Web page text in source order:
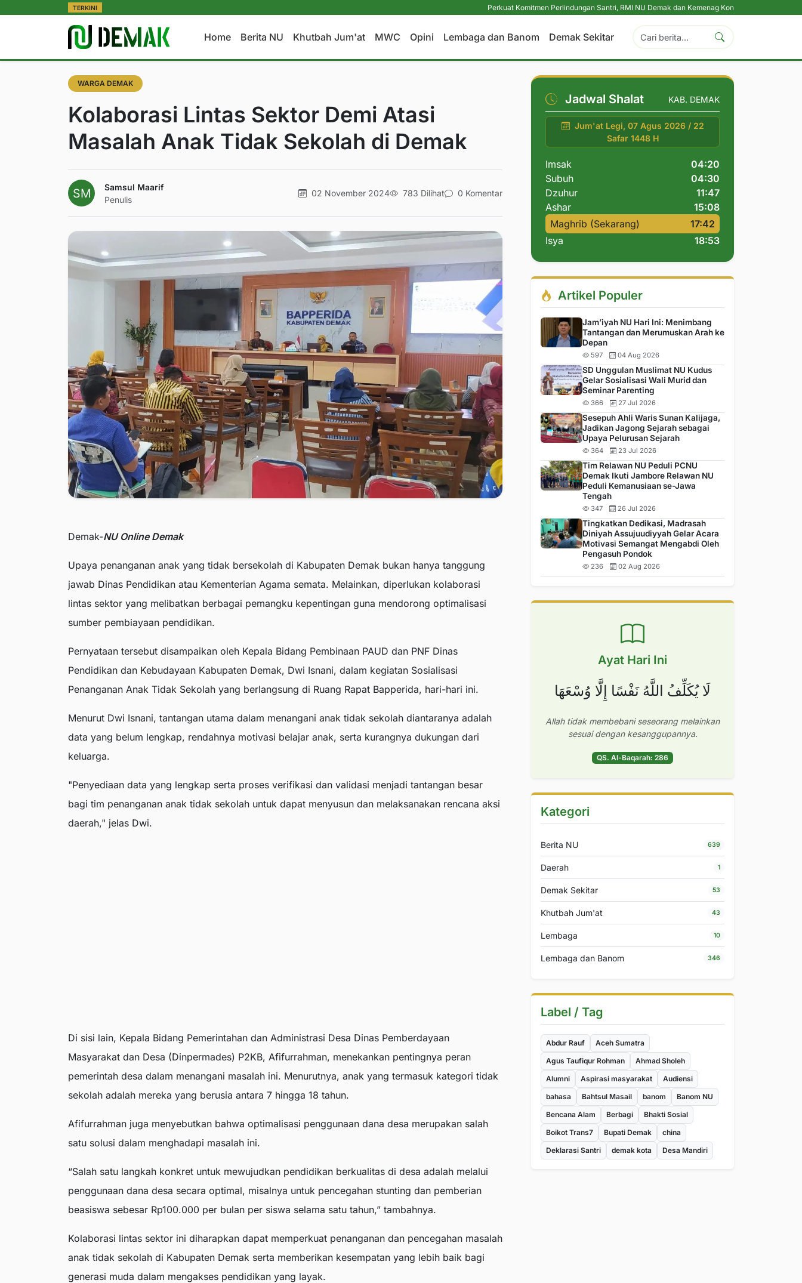
TERKINI Perkuat Komitmen Perlindungan Santri, RMI NU Demak dan Kemenag Konsolidasikan Pengasuh
Home Berita NU Khutbah Jum'at MWC Opini Lembaga dan Banom Demak Sekitar
WARGA DEMAK
Kolaborasi Lintas Sektor Demi Atasi
Masalah Anak Tidak Sekolah di Demak
Samsul Maarif
Penulis
02 November 2024 783 Dilihat 0 Komentar
Demak-NU Online Demak
Upaya penanganan anak yang tidak bersekolah di Kabupaten Demak bukan hanya tanggung
jawab Dinas Pendidikan atau Kementerian Agama semata. Melainkan, diperlukan kolaborasi
lintas sektor yang melibatkan berbagai pemangku kepentingan guna mendorong optimalisasi
sumber pembiayaan pendidikan.
Pernyataan tersebut disampaikan oleh Kepala Bidang Pembinaan PAUD dan PNF Dinas
Pendidikan dan Kebudayaan Kabupaten Demak, Dwi Isnani, dalam kegiatan Sosialisasi
Penanganan Anak Tidak Sekolah yang berlangsung di Ruang Rapat Bapperida, hari-hari ini.
Menurut Dwi Isnani, tantangan utama dalam menangani anak tidak sekolah diantaranya adalah
data yang belum lengkap, rendahnya motivasi belajar anak, serta kurangnya dukungan dari
keluarga.
"Penyediaan data yang lengkap serta proses verifikasi dan validasi menjadi tantangan besar
bagi tim penanganan anak tidak sekolah untuk dapat menyusun dan melaksanakan rencana aksi
daerah," jelas Dwi.
Di sisi lain, Kepala Bidang Pemerintahan dan Administrasi Desa Dinas Pemberdayaan
Masyarakat dan Desa (Dinpermades) P2KB, Afifurrahman, menekankan pentingnya peran
pemerintah desa dalam menangani masalah ini. Menurutnya, anak yang termasuk kategori tidak
sekolah adalah mereka yang berusia antara 7 hingga 18 tahun.
Afifurrahman juga menyebutkan bahwa optimalisasi penggunaan dana desa merupakan salah
satu solusi dalam menghadapi masalah ini.
“Salah satu langkah konkret untuk mewujudkan pendidikan berkualitas di desa adalah melalui
penggunaan dana desa secara optimal, misalnya untuk pencegahan stunting dan pemberian
beasiswa sebesar Rp100.000 per bulan per siswa selama satu tahun,” tambahnya.
Kolaborasi lintas sektor ini diharapkan dapat memperkuat penanganan dan pencegahan masalah
anak tidak sekolah di Kabupaten Demak serta memberikan kesempatan yang lebih baik bagi
generasi muda dalam mengakses pendidikan yang layak.
Jadwal Shalat KAB. DEMAK
Jum'at Legi, 07 Agus 2026 / 22
Safar 1448 H
Imsak
04:20
Subuh
04:30
Dzuhur
11:47
Ashar
15:08
Maghrib (Sekarang)
17:42
Isya
18:53
Artikel Populer
Jam’iyah NU Hari Ini: Menimbang
Tantangan dan Merumuskan Arah ke
Depan
597 04 Aug 2026
SD Unggulan Muslimat NU Kudus
Gelar Sosialisasi Wali Murid dan
Seminar Parenting
366 27 Jul 2026
Sesepuh Ahli Waris Sunan Kalijaga,
Jadikan Jagong Sejarah sebagai
Upaya Pelurusan Sejarah
364 23 Jul 2026
Tim Relawan NU Peduli PCNU
Demak Ikuti Jambore Relawan NU
Peduli Kemanusiaan se-Jawa
Tengah
347 26 Jul 2026
Tingkatkan Dedikasi, Madrasah
Diniyah Assujuudiyyah Gelar Acara
Motivasi Semangat Mengabdi Oleh
Pengasuh Pondok
236 02 Aug 2026
Ayat Hari Ini
لَا يُكَلِّفُ اللَّهُ نَفْسًا إِلَّا وُسْعَهَا
Allah tidak membebani seseorang melainkan
sesuai dengan kesanggupannya.
QS. Al-Baqarah: 286
Kategori
Berita NU 639
Daerah 1
Demak Sekitar 53
Khutbah Jum'at 43
Lembaga 10
Lembaga dan Banom 346
Label / Tag
Abdur Rauf
Aceh Sumatra
Agus Taufiqur Rohman
Ahmad Sholeh
Alumni
Aspirasi masyarakat
Audiensi
bahasa
Bahtsul Masail banom
Banom NU
Bencana Alam
Berbagi
Bhakti Sosial
Boikot Trans7
Bupati Demak
china
Deklarasi Santri
demak kota Desa Mandiri